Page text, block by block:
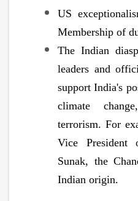
US
Membership of
The Indian
leaders and
support India's
climate
terrorism. For
Vice
Sunak, the
Indian origin.